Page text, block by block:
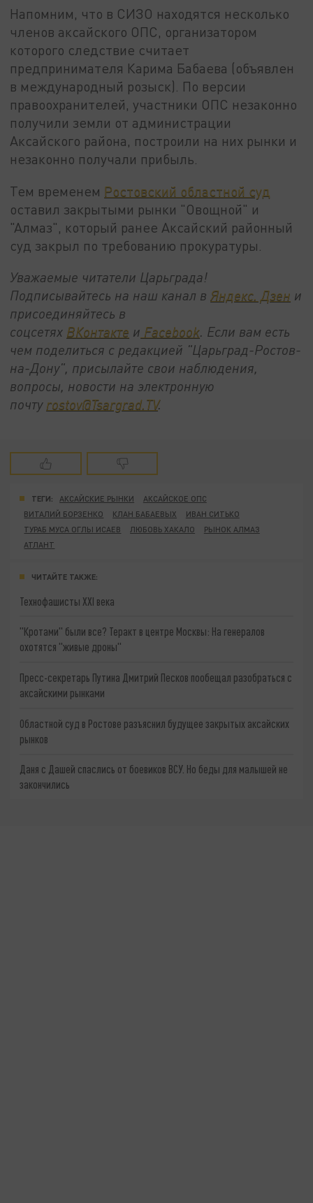
Напомним, что в СИЗО находятся несколько
членов аксайского ОПС, организатором
которого следствие считает
предпринимателя Карима Бабаева (объявлен
в международный розыск). По версии
правоохранителей, участники ОПС незаконно
получили земли от администрации
Аксайского района, построили на них рынки и
незаконно получали прибыль.
Тем временем Ростовский областной суд
оставил закрытыми рынки "Овощной" и
"Алмаз", который ранее Аксайский районный
суд закрыл по требованию прокуратуры.
Уважаемые читатели Царьграда!
Подписывайтесь на наш канал в Яндекс. Дзен и
присоединяйтесь в
соцсетях ВКонтакте и Facebook. Если вам есть
чем поделиться с редакцией "Царьград-Ростов-
на-Дону", присылайте свои наблюдения,
вопросы, новости на электронную
почту rostov@Tsargrad.TV.
ТЕГИ: АКСАЙСКИЕ РЫНКИ
АКСАЙСКОЕ ОПС
ВИТАЛИЙ БОРЗЕНКО
КЛАН БАБАЕВЫХ
ИВАН СИТЬКО
ТУРАБ МУСА ОГЛЫ ИСАЕВ
ЛЮБОВЬ ХАКАЛО
РЫНОК АЛМАЗ
АТЛАНТ
ЧИТАЙТЕ ТАКЖЕ:
Технофашисты XXI века
"Кротами" были все? Теракт в центре Москвы: На генералов
охотятся "живые дроны"
Пресс-секретарь Путина Дмитрий Песков пообещал разобраться с
аксайскими рынками
Областной суд в Ростове разъяснил будущее закрытых аксайских
рынков
Даня с Дашей спаслись от боевиков ВСУ. Но беды для малышей не
закончились